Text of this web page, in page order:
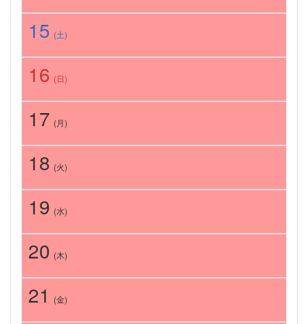
15 (土)
16 (日)
17 (月)
18 (火)
19 (水)
20 (木)
21 (金)